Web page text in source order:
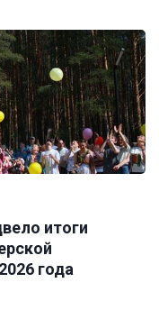
итоги
года